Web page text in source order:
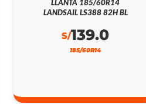
LLANTA 185/60R14
LANDSAIL LS388 82H BL
S/139.0
185/60R14